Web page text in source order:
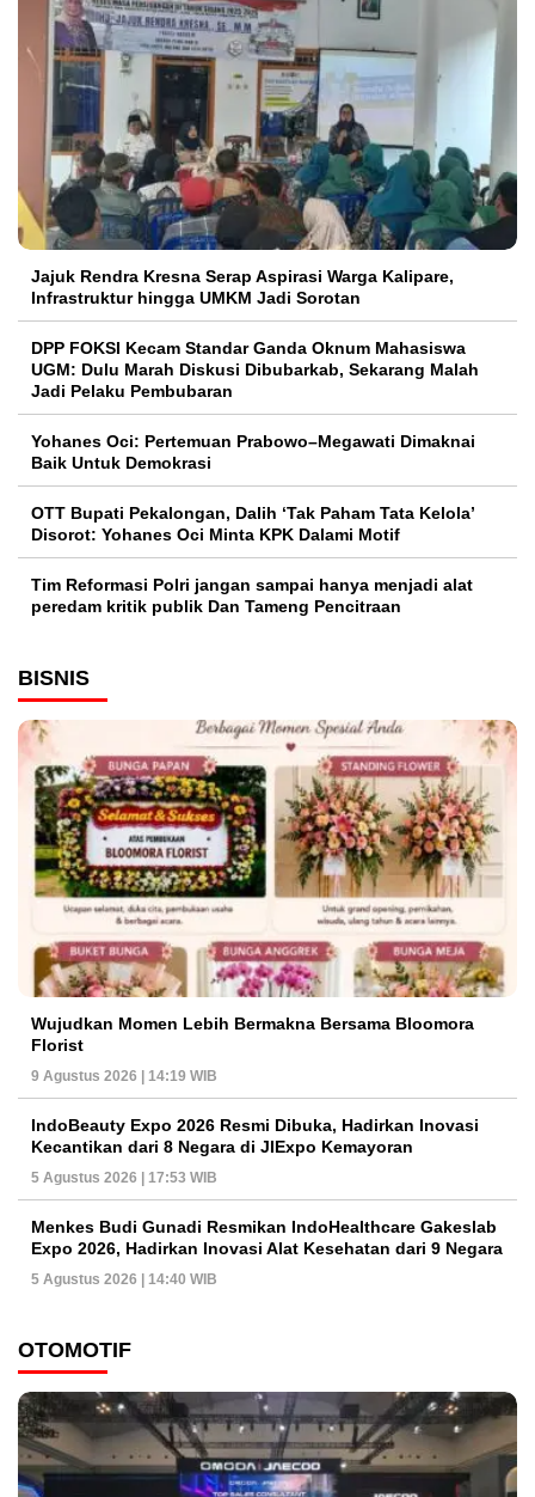
Jajuk Rendra Kresna Serap Aspirasi Warga Kalipare,
Infrastruktur hingga UMKM Jadi Sorotan
DPP FOKSI Kecam Standar Ganda Oknum Mahasiswa
UGM: Dulu Marah Diskusi Dibubarkab, Sekarang Malah
Jadi Pelaku Pembubaran
Yohanes Oci: Pertemuan Prabowo–Megawati Dimaknai
Baik Untuk Demokrasi
OTT Bupati Pekalongan, Dalih ‘Tak Paham Tata Kelola’
Disorot: Yohanes Oci Minta KPK Dalami Motif
Tim Reformasi Polri jangan sampai hanya menjadi alat
peredam kritik publik Dan Tameng Pencitraan
BISNIS
Wujudkan Momen Lebih Bermakna Bersama Bloomora
Florist
9 Agustus 2026 | 14:19 WIB
IndoBeauty Expo 2026 Resmi Dibuka, Hadirkan Inovasi
Kecantikan dari 8 Negara di JIExpo Kemayoran
5 Agustus 2026 | 17:53 WIB
Menkes Budi Gunadi Resmikan IndoHealthcare Gakeslab
Expo 2026, Hadirkan Inovasi Alat Kesehatan dari 9 Negara
5 Agustus 2026 | 14:40 WIB
OTOMOTIF